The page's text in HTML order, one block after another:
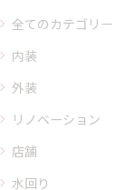
全てのカテゴリー
内装
外装
リノベーション
店舗
水回り